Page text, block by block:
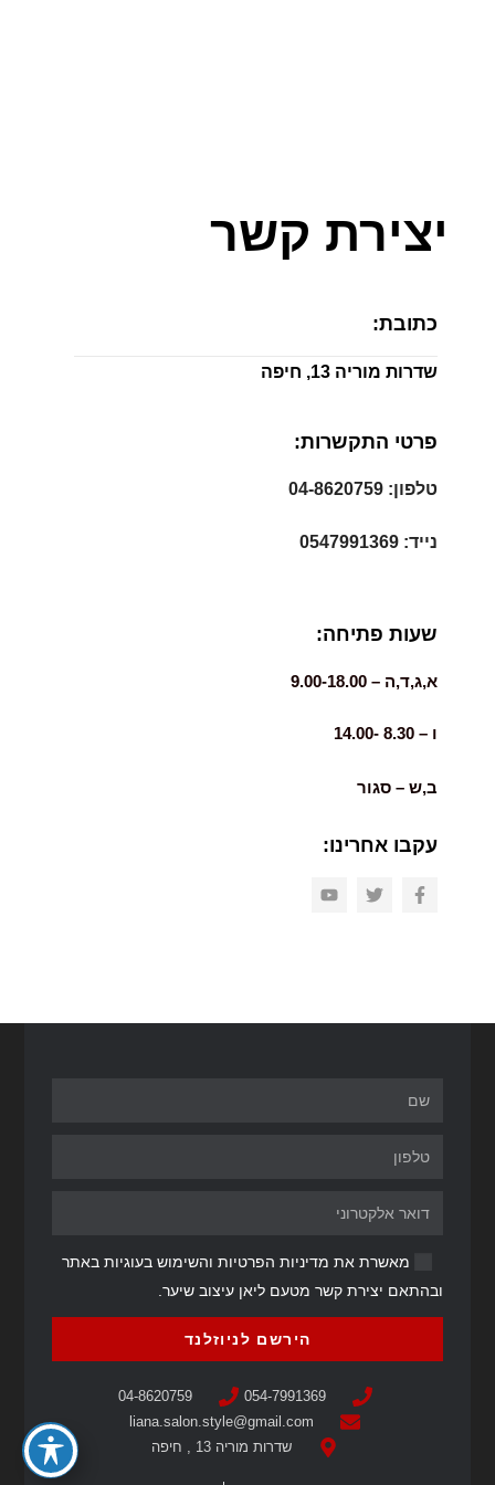
יצירת קשר
כתובת:
שדרות מוריה 13, חיפה
פרטי התקשרות:
טלפון: 04-8620759
נייד: 0547991369
שעות פתיחה:
א,ג,ד,ה – 9.00-18.00
ו – 8.30 -14.00
ב,ש – סגור
עקבו אחרינו:
מאשרת את מדיניות הפרטיות והשימוש בעוגיות באתר
ובהתאם יצירת קשר מטעם ליאן עיצוב שיער.
הירשם לניוזלנד
054-7991369
04-8620759
liana.salon.style@gmail.com
שדרות מוריה 13 , חיפה